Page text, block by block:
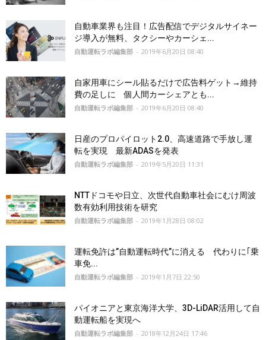
自動車業界も注目！広告配信でデジタルサイネー
ジ導入が無料、タクシーやカーシェ...
自動運転ラボ編集部 - 2019年6月20日 08:40
自家用車にシール貼るだけで広告料ゲット→維持
費の足しに 個人間カーシェアとも...
自動運転ラボ編集部 - 2019年6月20日 08:40
日産のプロパイロット2.0、高速道路で手放し運
転を実現 最新ADASを発表
自動運転ラボ編集部 - 2019年5月20日 11:31
NTTドコモや日立、次世代自動車社会にむけ周波
数有効利用技術を研究
自動運転ラボ編集部 - 2019年1月28日 08:02
運転免許は”自動運転時代”に消える 代わりに｢乗
車免...
自動運転ラボ編集部 - 2019年1月7日 22:50
パイオニアと東京海洋大学、3D-LiDAR活用して自
動運転船を実現へ
自動運転ラボ編集部 - 2018年12月24日 17:46